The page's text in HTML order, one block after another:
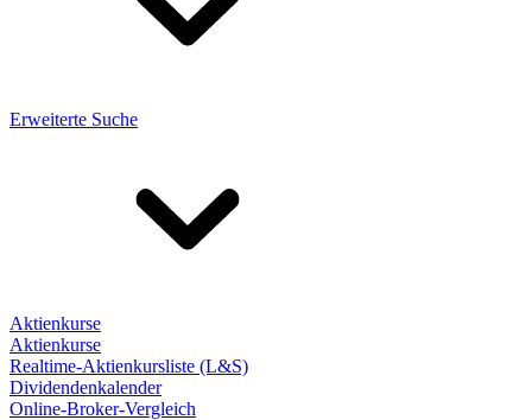
Erweiterte Suche
Aktienkurse
Aktienkurse
Realtime-Aktienkursliste (L&S)
Dividendenkalender
Online-Broker-Vergleich